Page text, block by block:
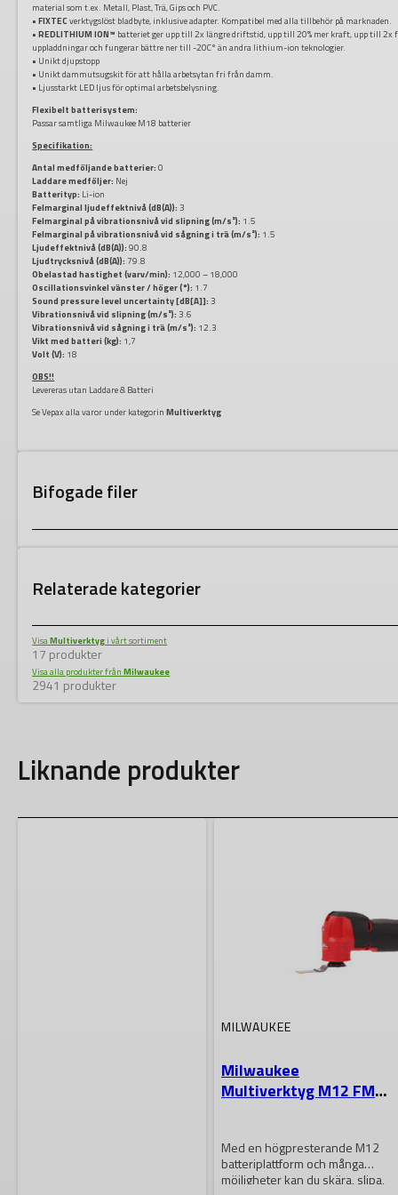
material som t.ex. Metall, Plast, Trä, Gips och PVC.
•FIXTECverktygslöst bladbyte, inklusive adapter. Kompatibel med alla tillbehör på marknaden.
•REDLITHIUM ION™ batteriet ger upp till 2x längre driftstid, upp till 20% mer kraft, upp till 2x
uppladdningar och fungerar bättre ner till -20C° än andra lithium-ion teknologier.
• Unikt djupstopp
• Unikt dammutsugskit för att hålla arbetsytan fri från damm.
• Ljusstarkt LED ljus för optimal arbetsbelysning.
Flexibelt batterisystem:
Passar samtliga Milwaukee M18 batterier
Specifikation:
Antal medföljande batterier: 0
Laddare medföljer: Nej
Batterityp: Li-ion
Felmarginal ljudeffektnivå (dB(A)): 3
Felmarginal på vibrationsnivå vid slipning (m/s²): 1.5
Felmarginal på vibrationsnivå vid sågning i trä (m/s²): 1.5
Ljudeffektnivå (dB(A)): 90.8
Ljudtrycksnivå (dB(A)): 79.8
Obelastad hastighet (varv/min): 12,000 – 18,000
Oscillationsvinkel vänster / höger (°): 1.7
Sound pressure level uncertainty [dB[A]]: 3
Vibrationsnivå vid slipning (m/s²): 3.6
Vibrationsnivå vid sågning i trä (m/s²): 12.3
Vikt med batteri (kg): 1,7
Volt (V): 18
OBS!!
Levereras utan Laddare & Batteri
Se Vepax alla varor under kategorinMultiverktyg
Bifogade filer
Relaterade kategorier
VisaMultiverktyg i vårt sortiment
17 produkter
Visa alla produkter frånMilwaukee
2941 produkter
Liknande produkter
MILWAUKEE
Milwaukee
Multiverktyg M12 FMT-
Med en högpresterande M12
batteriplattform och många
möjligheter kan du skära, slipa,